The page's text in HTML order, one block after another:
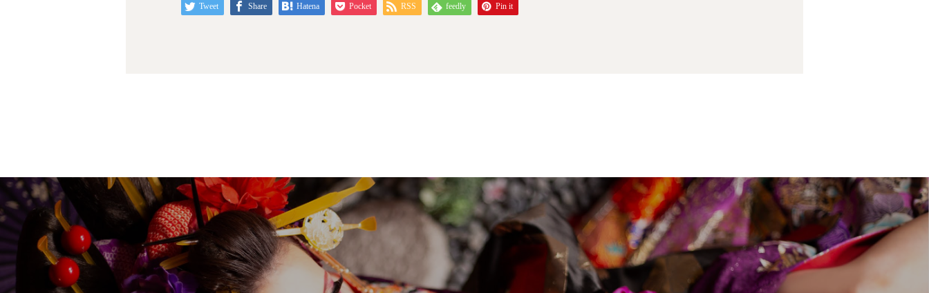
Tweet Share Hatena Pocket RSS feedly Pin it